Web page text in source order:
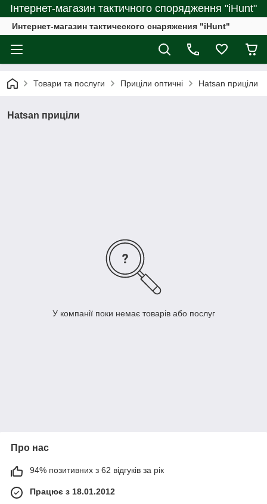
Інтернет-магазин тактичного спорядження "iHunt"
Интернет-магазин тактического снаряжения "iHunt"
Товари та послуги Приціли оптичні Hatsan приціли
Hatsan приціли
У компанії поки немає товарів або послуг
Про нас
94% позитивних з 62 відгуків за рік
Працює з 18.01.2012